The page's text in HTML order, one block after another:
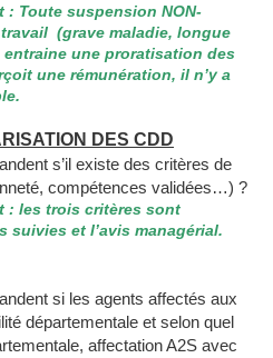
: Toute suspension NON-
travail (grave maladie, longue
entraine une proratisation des
une rémunération, il n’y a
DES CDD
s’il existe des critères de
compétences validées…) ?
: les trois critères sont
suivies et l’avis managérial.
si les agents affectés aux
départementale et selon quel
affectation A2S avec